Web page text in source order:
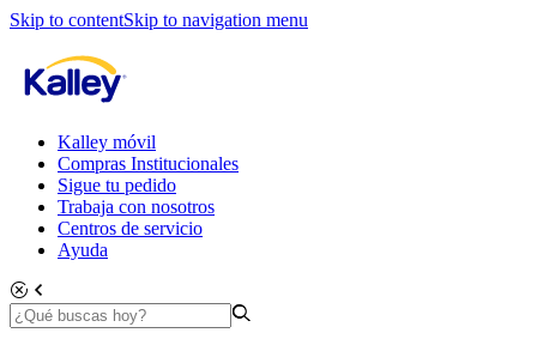
Skip to contentSkip to navigation menu
Kalley móvil
Compras Institucionales
Sigue tu pedido
Trabaja con nosotros
Centros de servicio
Ayuda